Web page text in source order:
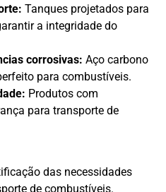
Tanques projetados para
a integridade do
corrosivas: Aço carbono
para combustíveis.
Produtos com
para transporte de
das necessidades
de combustíveis.